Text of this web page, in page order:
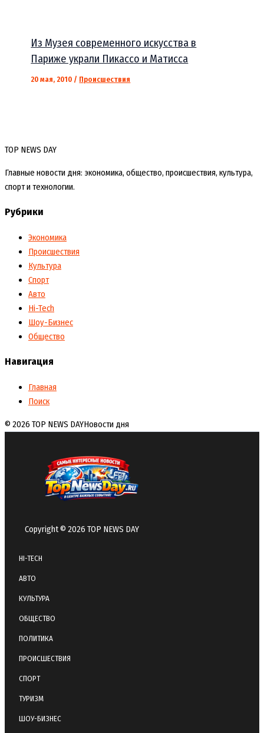
Из Музея современного искусства в
Париже украли Пикассо и Матисса
20 мая, 2010 / Происшествия
TOP NEWS DAY
Главные новости дня: экономика, общество, происшествия, культура,
спорт и технологии.
Рубрики
Экономика
Происшествия
Культура
Спорт
Авто
Hi-Tech
Шоу-Бизнес
Общество
Навигация
Главная
Поиск
© 2026 TOP NEWS DAYНовости дня
Copyright © 2026 TOP NEWS DAY
HI-TECH
АВТО
КУЛЬТУРА
ОБЩЕСТВО
ПОЛИТИКА
ПРОИСШЕСТВИЯ
СПОРТ
ТУРИЗМ
ШОУ-БИЗНЕС